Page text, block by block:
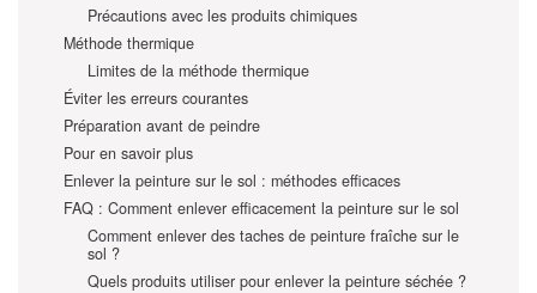
Précautions avec les produits chimiques
Méthode thermique
Limites de la méthode thermique
Éviter les erreurs courantes
Préparation avant de peindre
Pour en savoir plus
Enlever la peinture sur le sol : méthodes efficaces
FAQ : Comment enlever efficacement la peinture sur le sol
Comment enlever des taches de peinture fraîche sur le
sol ?
Quels produits utiliser pour enlever la peinture séchée ?